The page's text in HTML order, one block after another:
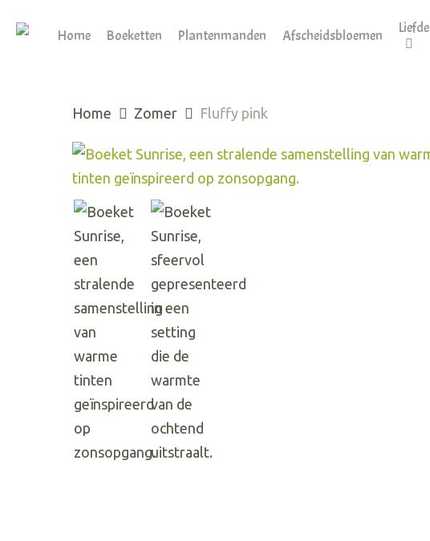
Home Boeketten Plantenmanden Afscheidsbloemen
Liefde
Home Zomer Fluffy pink